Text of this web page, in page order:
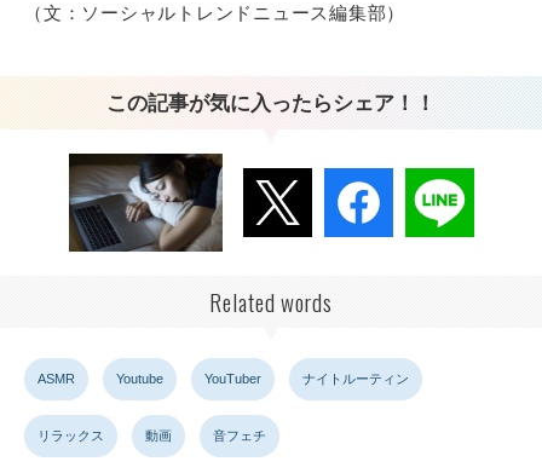
（文：ソーシャルトレンドニュース編集部）
この記事が気に入ったらシェア！！
Related words
ASMR Youtube YouTuber ナイトルーティン
リラックス 動画 音フェチ